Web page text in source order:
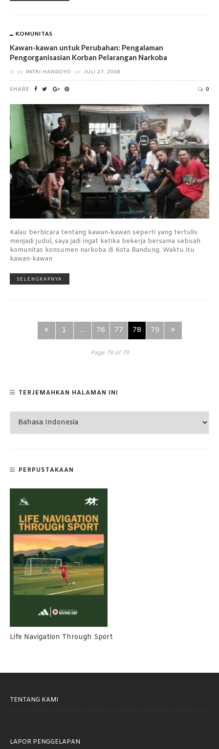
KOMUNITAS
Kawan-kawan untuk Perubahan: Pengalaman
Pengorganisasian Korban Pelarangan Narkoba
by PATRI HANDOYO on JULI 27, 2008
SHARE 0
Kalau berbicara tentang kawan-kawan seperti yang tertulis
menjadi judul, saya jadi ingat ketika bekerja bersama sebuah
komunitas konsumen narkoba di Kota Bandung. Waktu itu
kawan-kawan
SELENGKAPNYA
1 … 76 77 78 79
Page 78 of 79
TERJEMAHKAN HALAMAN INI
PERPUSTAKAAN
Life Navigation Through Sport
TENTANG KAMI
LAPOR PENGGELAPAN